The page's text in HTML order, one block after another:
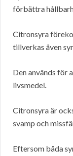
förbättra
Citronsyra
tillverkas även
Den används för
livsmedel.
Citronsyra är
svamp och
Eftersom båda